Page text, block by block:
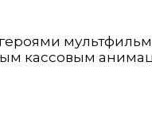
кассовым